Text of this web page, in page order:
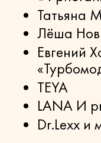
Татьяна
Лёша
Евгений
TEYA
LANA И
Dr.Lexx и